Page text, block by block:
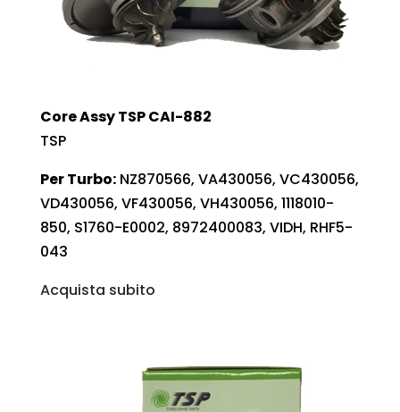
Core Assy TSP CAI-882
TSP
Per Turbo:NZ870566, VA430056, VC430056,
VD430056, VF430056, VH430056, 1118010-
850, S1760-E0002, 8972400083, VIDH, RHF5-
043
Acquista subito